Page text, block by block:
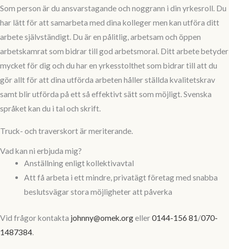
Som person är du ansvarstagande och noggrann i din yrkesroll. Du
har lätt för att samarbeta med dina kolleger men kan utföra ditt
arbete självständigt. Du är en pålitlig, arbetsam och öppen
arbetskamrat som bidrar till god arbetsmoral. Ditt arbete betyder
mycket för dig och du har en yrkesstolthet som bidrar till att du
gör allt för att dina utförda arbeten håller ställda kvalitetskrav
samt blir utförda på ett så effektivt sätt som möjligt. Svenska
språket kan du i tal och skrift.
Truck- och traverskort är meriterande.
Vad kan ni erbjuda mig?
Anställning enligt kollektivavtal
Att få arbeta i ett mindre, privatägt företag med snabba
beslutsvägar stora möjligheter att påverka
Vid frågor kontakta johnny@omek.orgeller0144-156 81/070-
1487384.